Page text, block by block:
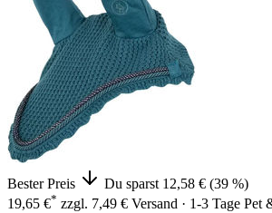
Bester Preis
Du sparst 12,58 € (39 %)
19,65 €* zzgl. 7,49 € Versand · 1-3 Tage Pet